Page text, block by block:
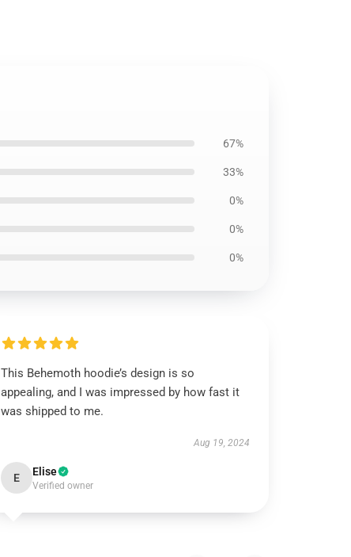
67%
33%
0%
0%
0%
This Behemoth hoodie’s design is so
appealing, and I was impressed by how fast it
was shipped to me.
Aug 19, 2024
E Elise
Verified owner